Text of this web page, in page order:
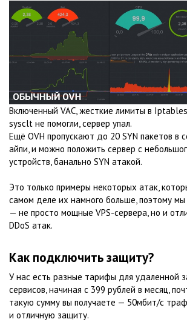
Включенный VAC, жесткие лимиты в
sysclt не помогли, сервер упал.
Ещё OVH пропускают до 20 SYN пакетов в
айпи, и можно положить сервер с
устройств, банально SYN атакой.
Это только примеры некоторых атак,
самом деле их намного больше, поэтому мы
— не просто мощные VPS-сервера, но и
DDoS атак.
Как подключить защиту?
У нас есть разные тарифы для удаленной
сервисов, начиная с 399 рублей в месяц,
такую сумму вы получаете — 50мбит/с
и отличную защиту.